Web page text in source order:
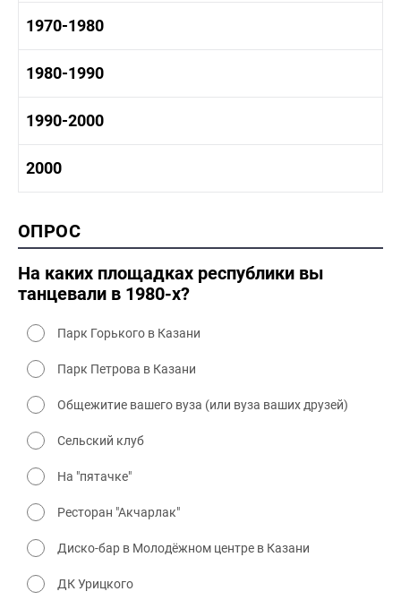
1950-1960 промышленность
1950-1960 культура
1960-1970 история
1960-1970 промышленность
1960-1970 культура
1970-1980
1970-1980 история
1970-1980 культура
1970 - 1980 быт
1980-1990
1980 -1990 история
1980-1990 культура
1990-2000
1990-2000 культура
2000
2000 промышленность
2000 культура
ОПРОС
На каких площадках республики вы
танцевали в 1980-х?
Парк Горького в Казани
Парк Петрова в Казани
Общежитие вашего вуза (или вуза ваших друзей)
Сельский клуб
На "пятачке"
Ресторан "Акчарлак"
Диско-бар в Молодёжном центре в Казани
ДК Урицкого